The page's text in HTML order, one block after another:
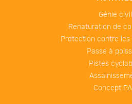
Génie civil
Renaturation de
Protection contre les
Passe à
Pistes
Concept